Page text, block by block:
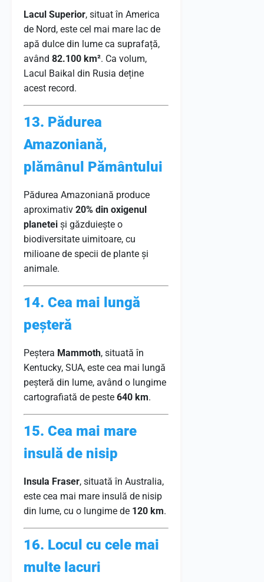
Lacul Superior, situat în America
de Nord, este cel mai mare lac de
apă dulce din lume ca suprafață,
având 82.100 km². Ca volum,
Lacul Baikal din Rusia deține
acest record.
13. Pădurea
Amazoniană,
plămânul Pământului
Pădurea Amazoniană produce
aproximativ 20% din oxigenul
planetei și găzduiește o
biodiversitate uimitoare, cu
milioane de specii de plante și
animale.
14. Cea mai lungă
peșteră
Peștera Mammoth, situată în
Kentucky, SUA, este cea mai lungă
peșteră din lume, având o lungime
cartografiată de peste 640 km.
15. Cea mai mare
insulă de nisip
Insula Fraser, situată în Australia,
este cea mai mare insulă de nisip
din lume, cu o lungime de 120 km.
16. Locul cu cele mai
multe lacuri